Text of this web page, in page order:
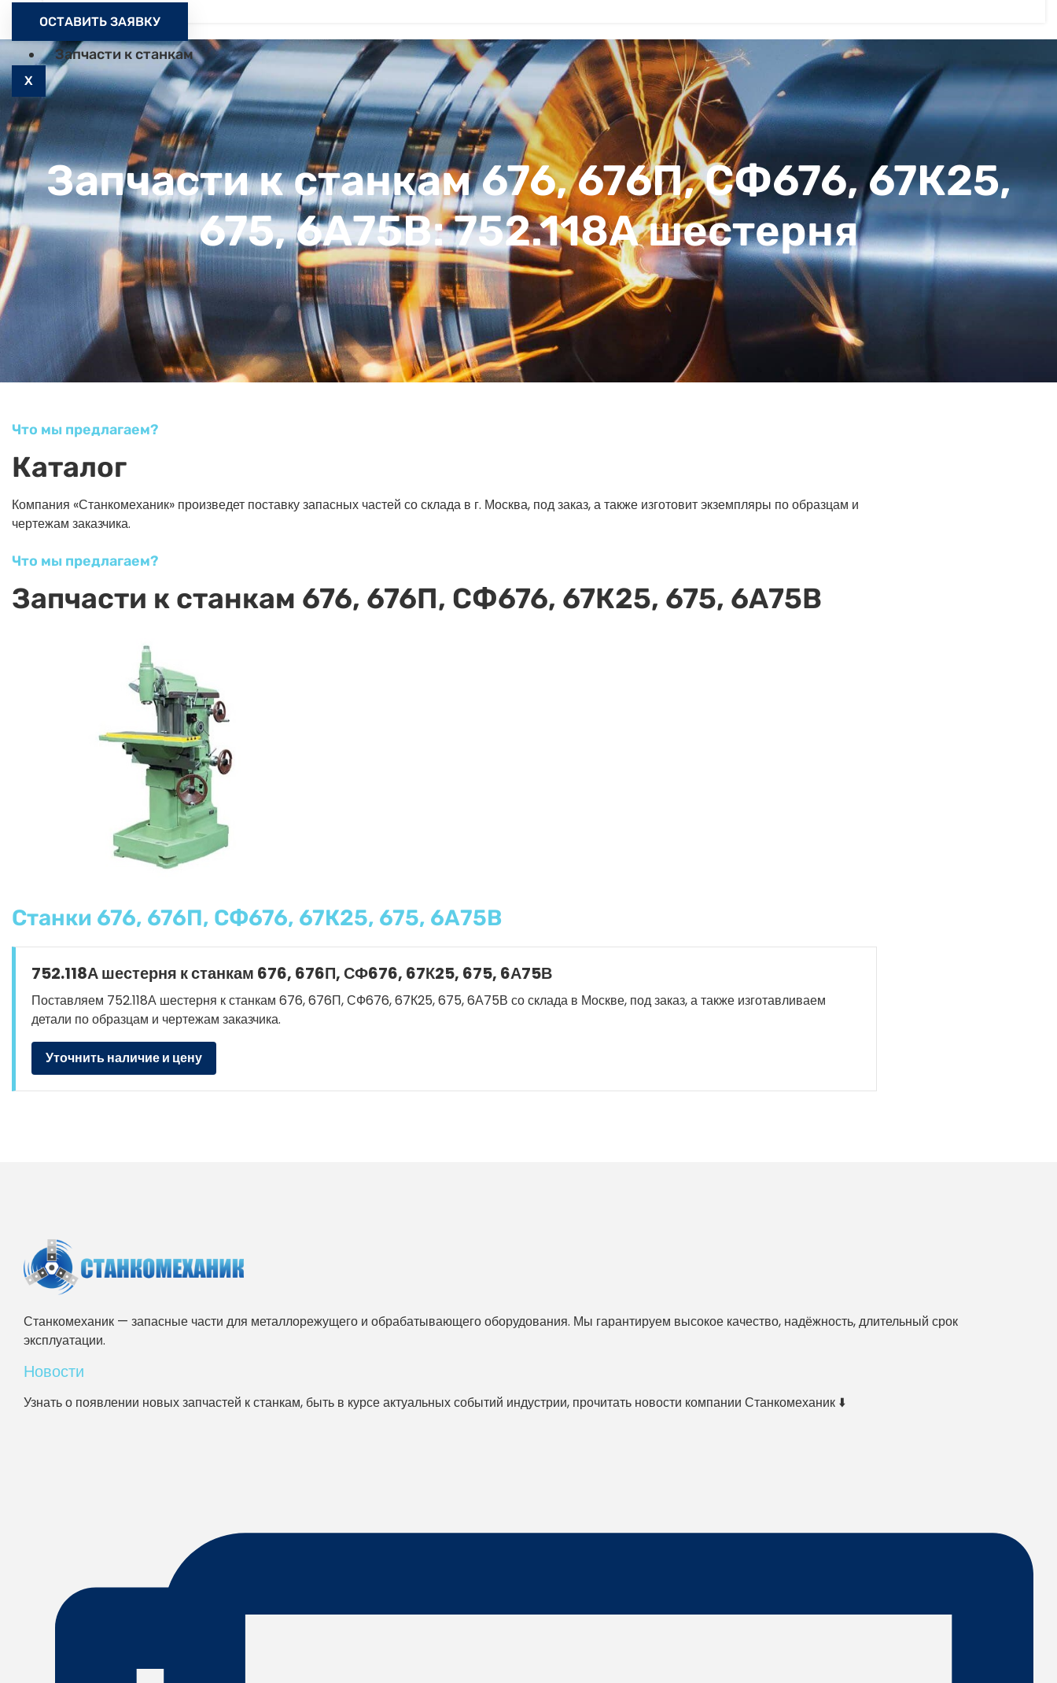
Запчасти к станкам
X
ОСТАВИТЬ ЗАЯВКУ
Запчасти к станкам 676, 676П, СФ676, 67К25,
675, 6А75В: 752.118А шестерня
Что мы предлагаем?
Каталог
Компания «Станкомеханик» произведет поставку запасных частей со склада в г. Москва, под заказ, а также изготовит экземпляры по образцам и
чертежам заказчика.
Что мы предлагаем?
Запчасти к станкам 676, 676П, СФ676, 67К25, 675, 6А75В
Станки 676, 676П, СФ676, 67К25, 675, 6А75В
752.118А шестерня к станкам 676, 676П, СФ676, 67К25, 675, 6А75В
Поставляем 752.118А шестерня к станкам 676, 676П, СФ676, 67К25, 675, 6А75В со склада в Москве, под заказ, а также изготавливаем
детали по образцам и чертежам заказчика.
Уточнить наличие и цену
Станкомеханик — запасные части для металлорежущего и обрабатывающего оборудования. Мы гарантируем высокое качество, надёжность, длительный срок
эксплуатации.
Новости
Узнать о появлении новых запчастей к станкам, быть в курсе актуальных событий индустрии, прочитать новости компании Станкомеханик ⬇️